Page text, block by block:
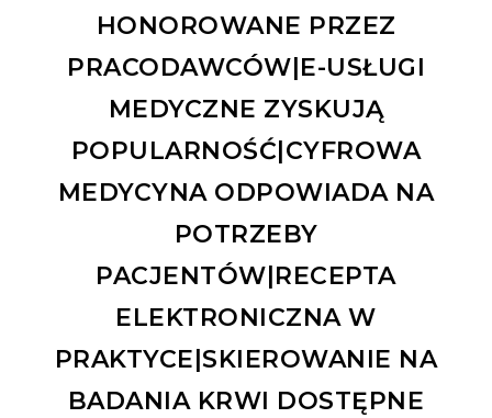
HONOROWANE PRZEZ
PRACODAWCÓW|E-USŁUGI
MEDYCZNE ZYSKUJĄ
POPULARNOŚĆ|CYFROWA
MEDYCYNA ODPOWIADA NA
POTRZEBY
PACJENTÓW|RECEPTA
ELEKTRONICZNA W
PRAKTYCE|SKIEROWANIE NA
BADANIA KRWI DOSTĘPNE